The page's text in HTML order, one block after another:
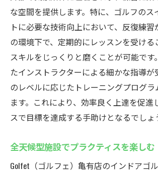
な空間を提供します。特に、ゴルフのス
トに必要な技術向上において、反復練習
の環境下で、定期的にレッスンを受ける
スキルをじっくりと磨くことが可能です
たインストラクターによる細かな指導が
のレベルに応じたトレーニングプログ
ます。これにより、効率良く上達を促進
スで目標を達成する手助けとなるでしょ
全天候型施設でプラクティスを楽しむ
Golfet（ゴルフェ）亀有店のインドアゴ